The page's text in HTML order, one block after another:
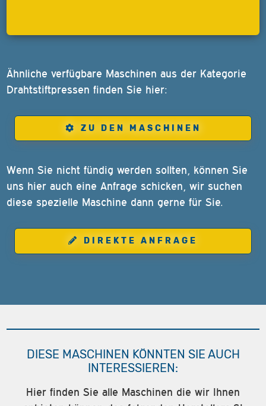
Ähnliche verfügbare Maschinen aus der Kategorie
Drahtstiftpressen finden Sie hier:
ZU DEN MASCHINEN
Wenn Sie nicht fündig werden sollten, können Sie
uns hier auch eine Anfrage schicken, wir suchen
diese spezielle Maschine dann gerne für Sie.
DIREKTE ANFRAGE
DIESE MASCHINEN KÖNNTEN SIE AUCH
INTERESSIEREN:
Hier finden Sie alle Maschinen die wir Ihnen